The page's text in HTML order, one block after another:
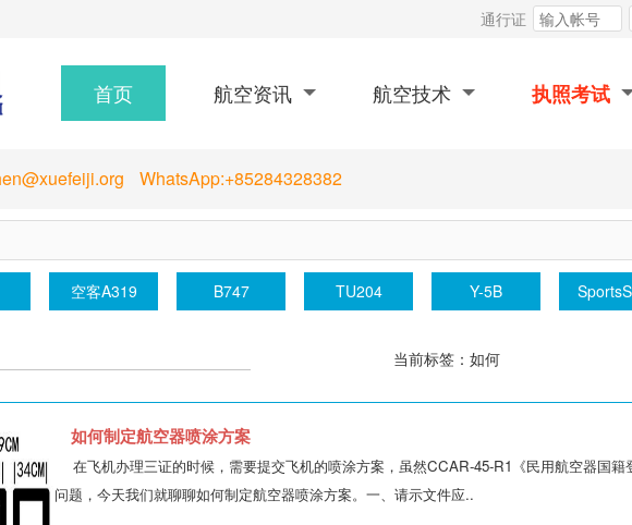
通行证
首页 航空资讯 航空技术 执照考试
WhatsApp:+85284328382
升 运12 Y12 丰羽顺途 WJ6发动机 江西
当前标签：如何
如何制定航空器喷涂方案
在飞机办理三证的时候，需要提交飞机的喷涂方案，虽然CCAR-45-R1《民用航空器国
问题，今天我们就聊聊如何制定航空器喷涂方案。一、请示文件应..